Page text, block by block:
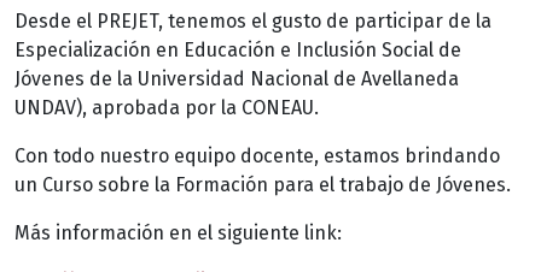
Desde el PREJET, tenemos el gusto de participar de la
Especialización en Educación e Inclusión Social de
Jóvenes de la Universidad Nacional de Avellaneda
UNDAV), aprobada por la CONEAU.
Con todo nuestro equipo docente, estamos brindando
un Curso sobre la Formación para el trabajo de Jóvenes.
Más información en el siguiente link: